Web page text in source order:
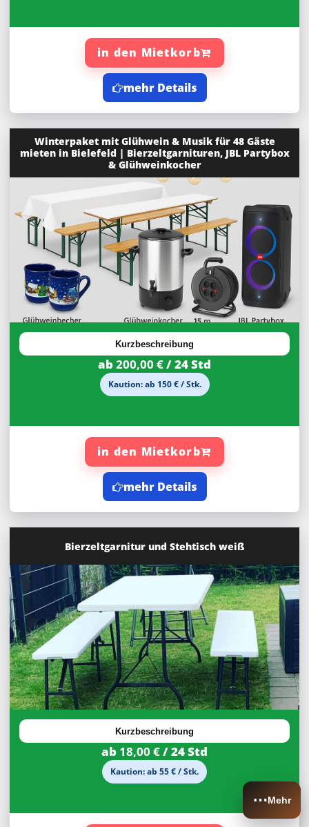
in den Mietkorb
mehr Details
Winterpaket mit Glühwein & Musik für 48 Gäste
mieten in Bielefeld | Bierzeltgarnituren, JBL Partybox
& Glühweinkocher
Kurzbeschreibung
ab200,00 €/ 24 Std
Kaution: ab 150 € / Stk.
in den Mietkorb
mehr Details
Bierzeltgarnitur und Stehtisch weiß
27,92%
Rabatt Kurzbeschreibung
ab 18,00 €/ 24 Std
Kaution: ab 55 € / Stk.
⋯Mehr